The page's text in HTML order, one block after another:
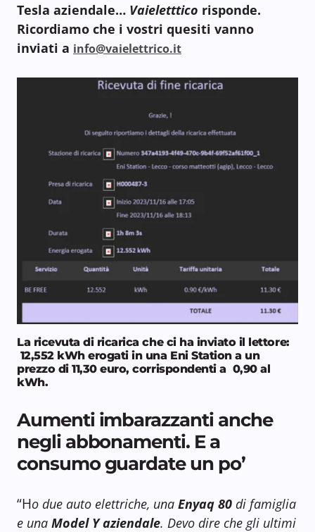
Tesla aziendale… Vaieletttico risponde.
Ricordiamo che i vostri quesiti vanno
inviati a info@vaielettrico.it
La ricevuta di ricarica che ci ha inviato il lettore:
12,552 kWh erogati in una Eni Station a un
prezzo di 11,30 euro, corrispondenti a 0,90 al
kWh.
Aumenti imbarazzanti anche
negli abbonamenti. E a
consumo guardate un po’
“Ho due auto elettriche, una Enyaq 80 di famiglia
e una Model Y aziendale. Devo dire che gli ultimi